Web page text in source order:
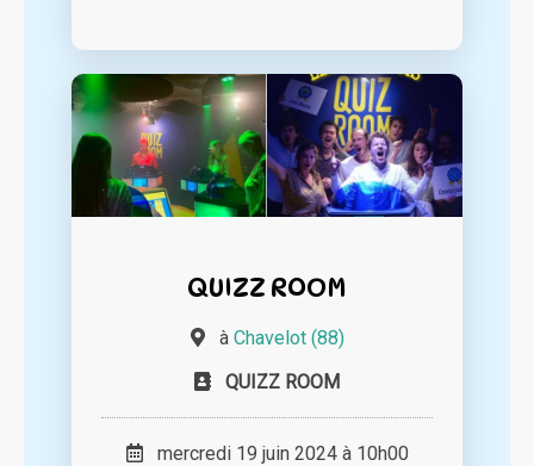
QUIZZ ROOM
à Chavelot (88)
QUIZZ ROOM
mercredi 19 juin 2024 à 10h00